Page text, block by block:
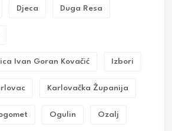
Djeca Duga Resa
Ivan Goran Kovačić Izbori
Karlovačka Županija
Ogulin Ozalj